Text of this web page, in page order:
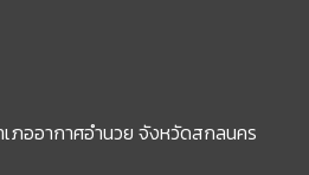
เภออากาศอำนวย จังหวัดสกลนคร